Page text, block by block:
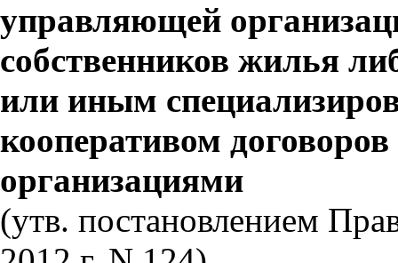
управляющей
собственников жилья
или иным
кооперативом
организациями
(утв. постановлением